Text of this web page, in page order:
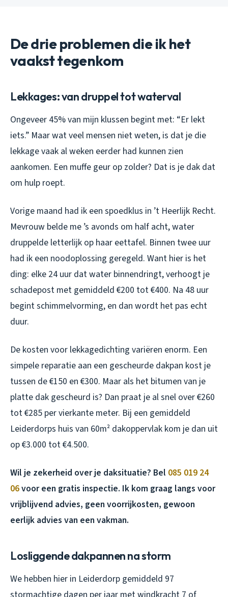
De drie problemen die ik het
vaakst tegenkom
Lekkages: van druppel tot waterval
Ongeveer 45% van mijn klussen begint met: “Er lekt
iets.” Maar wat veel mensen niet weten, is dat je die
lekkage vaak al weken eerder had kunnen zien
aankomen. Een muffe geur op zolder? Dat is je dak dat
om hulp roept.
Vorige maand had ik een spoedklus in ’t Heerlijk Recht.
Mevrouw belde me ’s avonds om half acht, water
druppelde letterlijk op haar eettafel. Binnen twee uur
had ik een noodoplossing geregeld. Want hier is het
ding: elke 24 uur dat water binnendringt, verhoogt je
schadepost met gemiddeld €200 tot €400. Na 48 uur
begint schimmelvorming, en dan wordt het pas echt
duur.
De kosten voor lekkagedichting variëren enorm. Een
simpele reparatie aan een gescheurde dakpan kost je
tussen de €150 en €300. Maar als het bitumen van je
platte dak gescheurd is? Dan praat je al snel over €260
tot €285 per vierkante meter. Bij een gemiddeld
Leiderdorps huis van 60m² dakoppervlak kom je dan uit
op €3.000 tot €4.500.
Wil je zekerheid over je daksituatie? Bel 085 019 24
06voor een gratis inspectie. Ik kom graag langs voor
vrijblijvend advies, geen voorrijkosten, gewoon
eerlijk advies van een vakman.
Losliggende dakpannen na storm
We hebben hier in Leiderdorp gemiddeld 97